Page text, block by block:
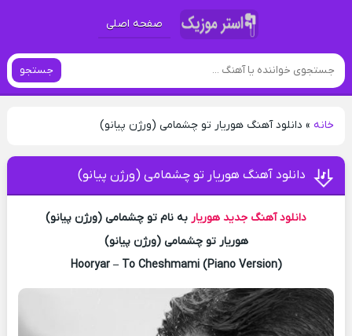
صفحه اصلی
جستجو
خانه» دانلود آهنگ هوریار تو چشمامی (ورژن پیانو)
دانلود آهنگ هوریار تو چشمامی (ورژن پیانو)
دانلود آهنگ جدید هوریار به نام تو چشمامی (ورژن پیانو)
هوریار تو چشمامی (ورژن پیانو)
Hooryar – To Cheshmami (Piano Version)